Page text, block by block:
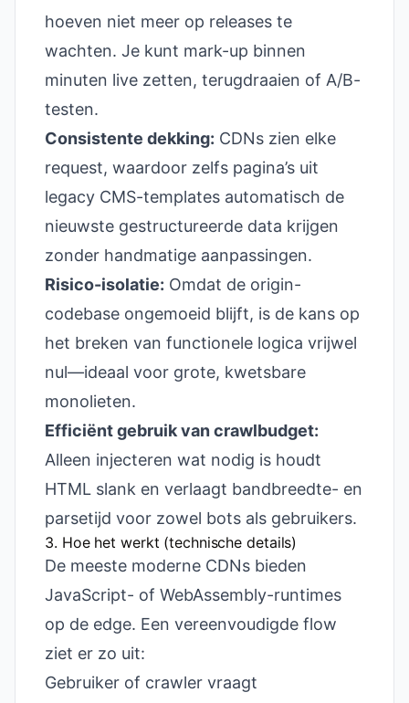
hoeven niet meer op releases te
wachten. Je kunt mark-up binnen
minuten live zetten, terugdraaien of A/B-
testen.
Consistente dekking: CDNs zien elke
request, waardoor zelfs pagina’s uit
legacy CMS-templates automatisch de
nieuwste gestructureerde data krijgen
zonder handmatige aanpassingen.
Risico-isolatie: Omdat de origin-
codebase ongemoeid blijft, is de kans op
het breken van functionele logica vrijwel
nul—ideaal voor grote, kwetsbare
monolieten.
Efficiënt gebruik van crawlbudget:
Alleen injecteren wat nodig is houdt
HTML slank en verlaagt bandbreedte- en
parsetijd voor zowel bots als gebruikers.
3. Hoe het werkt (technische details)
De meeste moderne CDNs bieden
JavaScript- of WebAssembly-runtimes
op de edge. Een vereenvoudigde flow
ziet er zo uit:
Gebruiker of crawler vraagt